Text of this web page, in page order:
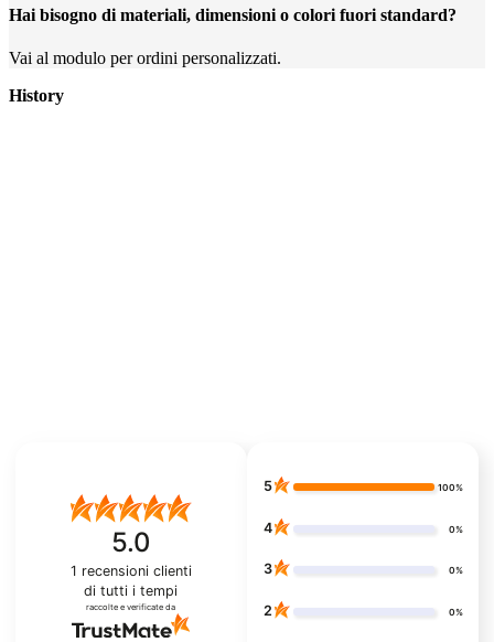
Hai bisogno di materiali, dimensioni o colori fuori standard?
Vai al modulo per ordini personalizzati.
History
5.0
1 recensioni clienti
di tutti i tempi
raccolte e verificate da
5 100%
4 0%
3 0%
2 0%